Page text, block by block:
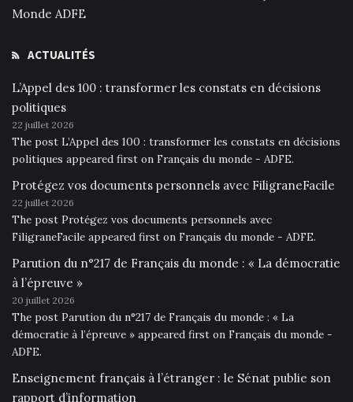
Monde ADFE
ACTUALITÉS
L’Appel des 100 : transformer les constats en décisions
politiques
22 juillet 2026
The post L’Appel des 100 : transformer les constats en décisions
politiques appeared first on Français du monde - ADFE.
Protégez vos documents personnels avec FiligraneFacile
22 juillet 2026
The post Protégez vos documents personnels avec
FiligraneFacile appeared first on Français du monde - ADFE.
Parution du n°217 de Français du monde : « La démocratie
à l’épreuve »
20 juillet 2026
The post Parution du n°217 de Français du monde : « La
démocratie à l’épreuve » appeared first on Français du monde -
ADFE.
Enseignement français à l’étranger : le Sénat publie son
rapport d’information